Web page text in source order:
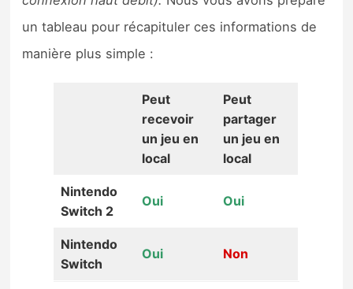
un tableau pour récapituler ces informations de
manière plus simple :
Peut
recevoir
un jeu en
local
Peut
partager
un jeu en
local
Nintendo
Switch 2
Oui Oui
Nintendo
Switch
Oui Non